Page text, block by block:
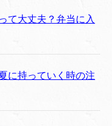
て大丈夫？弁当に入
に持っていく時の注